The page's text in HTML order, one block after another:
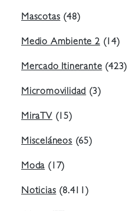
Mascotas(48)
Medio Ambiente 2(14)
Mercado Itinerante(423)
Micromovilidad(3)
MiraTV(15)
Misceláneos(65)
Moda(17)
Noticias(8.411)